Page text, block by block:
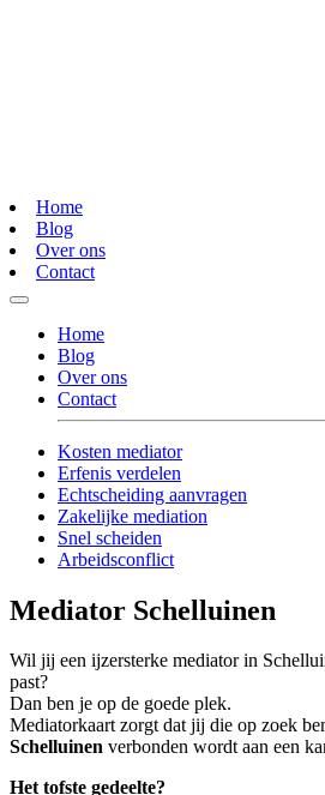
Home
Blog
Over ons
Contact
Home
Blog
Over ons
Contact
Kosten mediator
Erfenis verdelen
Echtscheiding aanvragen
Zakelijke mediation
Snel scheiden
Arbeidsconflict
Mediator Schelluinen
Wil jij een ijzersterke mediator in
past?
Dan ben je op de goede plek.
Mediatorkaart zorgt dat jij die op zoek
Schelluinen verbonden wordt aan een
Het tofste gedeelte?